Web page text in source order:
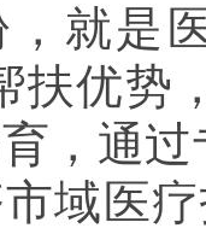
，就是
扶优势
，通
域医